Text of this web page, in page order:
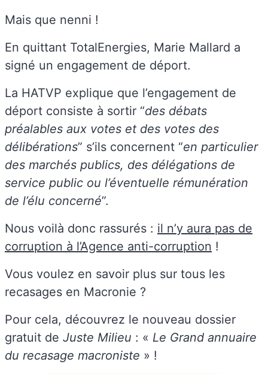
Mais que nenni !
En quittant TotalEnergies, Marie Mallard a
signé un engagement de déport.
La HATVP explique que l’engagement de
déport consiste à sortir “des débats
préalables aux votes et des votes des
délibérations” s’ils concernent “en particulier
des marchés publics, des délégations de
service public ou l’éventuelle rémunération
de l’élu concerné”.
Nous voilà donc rassurés : il n’y aura pas de
corruption à l’Agence anti-corruption !
Vous voulez en savoir plus sur tous les
recasages en Macronie ?
Pour cela, découvrez le nouveau dossier
gratuit de Juste Milieu : « Le Grand annuaire
du recasage macroniste » !